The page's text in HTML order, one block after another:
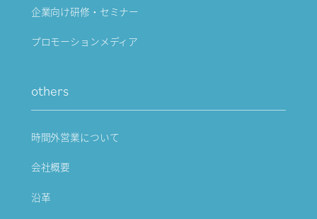
企業向け研修・セミナー
プロモーションメディア
others
時間外営業について
会社概要
沿革